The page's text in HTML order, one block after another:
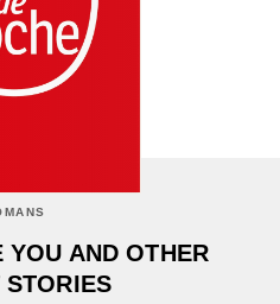
AND OTHER
STORIES